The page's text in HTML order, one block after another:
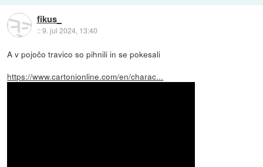
fikus_
::9. jul 2024, 13:40
A v pojočo travico so pihnili in se pokesali
https://www.cartonionline.com/en/charac...